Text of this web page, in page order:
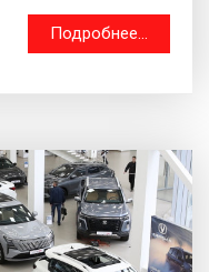
Подробнее...